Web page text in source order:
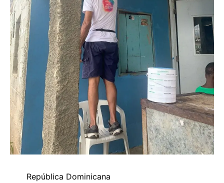
República Dominicana